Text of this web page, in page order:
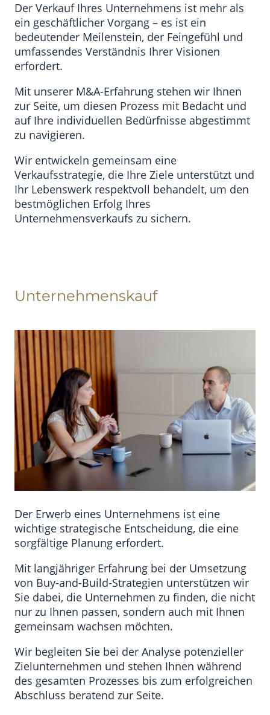
Der Verkauf Ihres Unternehmens ist mehr als
ein geschäftlicher Vorgang – es ist ein
bedeutender Meilenstein, der Feingefühl und
umfassendes Verständnis Ihrer Visionen
erfordert.
Mit unserer M&A-Erfahrung stehen wir Ihnen
zur Seite, um diesen Prozess mit Bedacht und
auf Ihre individuellen Bedürfnisse abgestimmt
zu navigieren.
Wir entwickeln gemeinsam eine
Verkaufsstrategie, die Ihre Ziele unterstützt und
Ihr Lebenswerk respektvoll behandelt, um den
bestmöglichen Erfolg Ihres
Unternehmensverkaufs zu sichern.
Unternehmenskauf
Der Erwerb eines Unternehmens ist eine
wichtige strategische Entscheidung, die eine
sorgfältige Planung erfordert.
Mit langjähriger Erfahrung bei der Umsetzung
von Buy-and-Build-Strategien unterstützen wir
Sie dabei, die Unternehmen zu finden, die nicht
nur zu Ihnen passen, sondern auch mit Ihnen
gemeinsam wachsen möchten.
Wir begleiten Sie bei der Analyse potenzieller
Zielunternehmen und stehen Ihnen während
des gesamten Prozesses bis zum erfolgreichen
Abschluss beratend zur Seite.